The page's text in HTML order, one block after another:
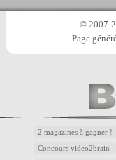
© 2007-
Page
2 magazines à gagner !
Concours video2brain